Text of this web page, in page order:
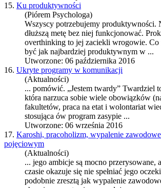
15. Ku produktywności
(Piórem Psychologa)
Wszyscy potrzebujemy produktywności.
dłuższą metę bez niej funkcjonować.
overthinking to jej zaciekli wrogowie. Co
być jak najbardziej produktywnym w ...
Utworzone: 06 października 2016
16. Ukryte programy w komunikacji
(Aktualności)
... pomówić. „Jestem twardy” Twardziel
która narzuca sobie wiele obowiązków
fakultetów, praca na etat i wolontariat
stosująca ów program zasypie ...
Utworzone: 06 września 2016
17. Karoshi, pracoholizm, wypalenie
pojęciowym
(Aktualności)
... jego ambicje są mocno przerysowane, a
czasie okazuje się nie spełniać jego
podobnie zresztą jak wypalenie